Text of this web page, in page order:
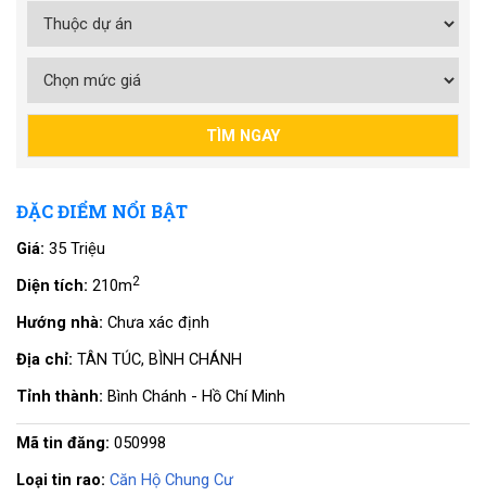
ĐẶC ĐIỂM NỔI BẬT
Giá: 35 Triệu
Diện tích: 210m2
Hướng nhà: Chưa xác định
Địa chỉ: TÂN TÚC, BÌNH CHÁNH
Tỉnh thành: Bình Chánh - Hồ Chí Minh
Mã tin đăng: 050998
Loại tin rao: Căn Hộ Chung Cư